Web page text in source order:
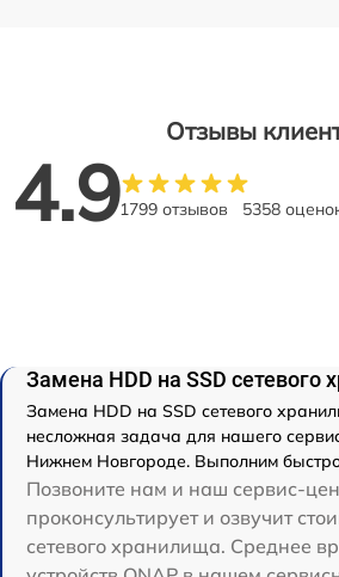
Отзывы
4.91799 отзывов 5358
Замена HDD на SSD сетевого
Замена HDD на SSD сетевого
несложная задача для нашего
Нижнем Новгороде. Выполним
Позвоните нам и наш сервис-
проконсультирует и озвучит
сетевого хранилища. Среднее